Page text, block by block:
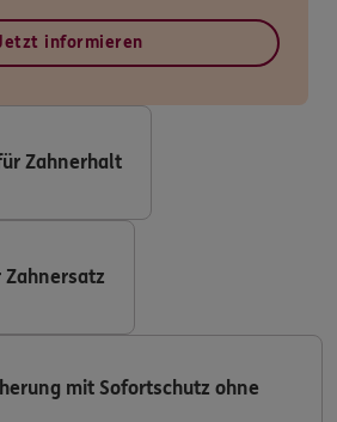
informieren
Zahnerhalt
mit Sofortschutz ohne